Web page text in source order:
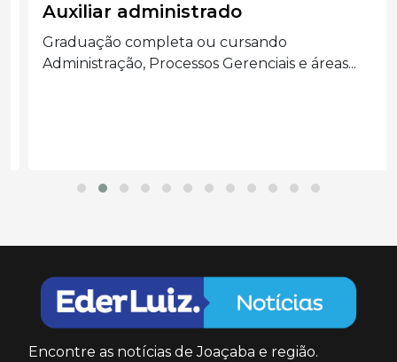
Auxiliar administrado
Graduação completa ou cursando
Administração, Processos Gerenciais e áreas...
Encontre as notícias de Joaçaba e região.